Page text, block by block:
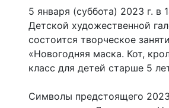
5 января (суббота) 2023 г. в
Детской художественной
состоится творческое
«Новогодняя маска. Кот,
класс для детей старше 5
Символы предстоящего